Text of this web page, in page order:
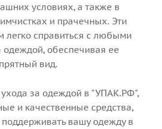
условиях, а также в
и прачечных. Эти
легко справиться с любыми
одеждой, обеспечивая ее
вид.
за одеждой в "УПАК.РФ",
и качественные средства,
вашу одежду в